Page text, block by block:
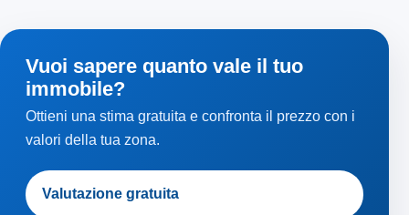
Vuoi sapere quanto vale il tuo
immobile?
Ottieni una stima gratuita e confronta il prezzo con i
valori della tua zona.
Valutazione gratuita